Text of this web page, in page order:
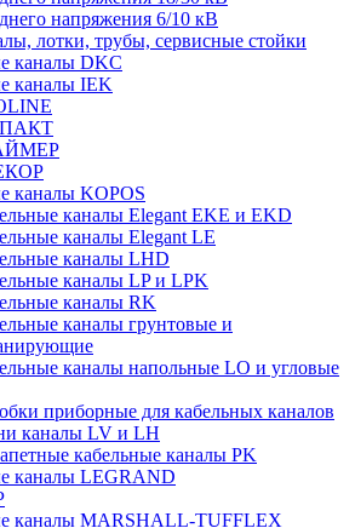
напряжения 6/10 кВ
лотки, трубы, сервисные стойки
каналы DKC
каналы IEK
каналы KOPOS
каналы Elegant EKE и EKD
каналы Elegant LE
каналы LHD
каналы LP и LPK
каналы RK
каналы грунтовые и
каналы напольные LO и угловые
приборные для кабельных каналов
каналы LV и LH
кабельные каналы PK
каналы LEGRAND
каналы MARSHALL-TUFFLEX